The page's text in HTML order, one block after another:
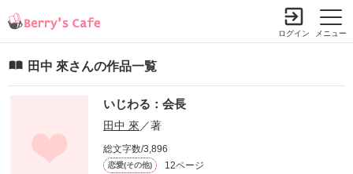
メニュー
ログイン
田中 來さんの作品一覧
いじわる：会長
田中 來 ／著
総文字数/3,896
恋愛(その他) 12ページ